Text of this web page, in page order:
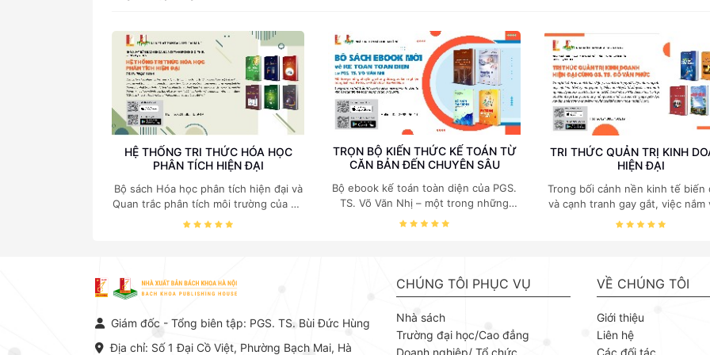
HỆ THỐNG TRI THỨC HÓA HỌC
PHÂN TÍCH HIỆN ĐẠI
Bộ sách Hóa học phân tích hiện đại và
Quan trắc phân tích môi trường của Cố
Giáo sư, Tiến sĩ Phạm Luận là một
Hóa học phân tích tại Việt Nam hiện
nay. Bộ sách mang đến một hệ thống
-> Kỹ thuật thực hành -> Ứng dụng
TRỌN BỘ KIẾN THỨC KẾ TOÁN TỪ
CĂN BẢN ĐẾN CHUYÊN SÂU
Bộ ebook kế toán toàn diện của PGS.
TS. Võ Văn Nhị – một trong những
chuyên gia hàng đầu, giàu kinh
TRI THỨC QUẢN TRỊ KINH
HIỆN ĐẠI
Trong bối cảnh nền kinh tế biến
và cạnh tranh gay gắt, việc nắm
các quy luật kinh tế và kỹ năng
khoa Hà Nội phát hành tập trung
những mảng cốt lõi nhất của
thuyết vững chắc và khả năng
dụng linh hoạt. GS. TS Kinh tế Đỗ
Giám đốc - Tổng biên tập: PGS. TS. Bùi Đức Hùng
Địa chỉ: Số 1 Đại Cồ Việt, Phường Bạch Mai, Hà
CHÚNG TÔI PHỤC VỤ
Nhà sách
Trường đại học/Cao đẳng
Doanh nghiệp/ Tổ chức
VỀ CHÚNG TÔI
Giới thiệu
Liên hệ
Các đối tác